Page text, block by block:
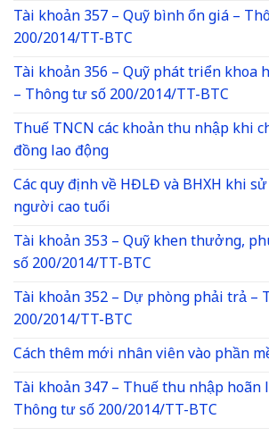
Tài khoản 357 – Quỹ bình ổn giá –
200/2014/TT-BTC
Tài khoản 356 – Quỹ phát triển khoa
– Thông tư số 200/2014/TT-BTC
Thuế TNCN các khoản thu nhập khi
đồng lao động
Các quy định về HĐLĐ và BHXH khi
người cao tuổi
Tài khoản 353 – Quỹ khen thưởng,
số 200/2014/TT-BTC
Tài khoản 352 – Dự phòng phải trả –
200/2014/TT-BTC
Cách thêm mới nhân viên vào phần
Tài khoản 347 – Thuế thu nhập
Thông tư số 200/2014/TT-BTC